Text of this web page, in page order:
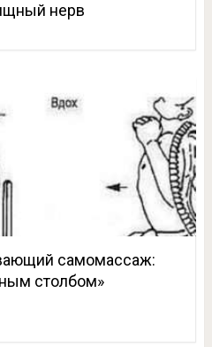
нерв
самомассаж:
столбом»